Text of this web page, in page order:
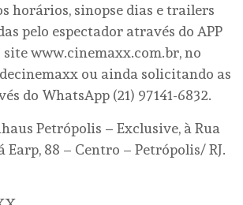
horários, sinopse dias e trailers
pelo espectador através do APP
site www.cinemaxx.com.br, no
ou ainda solicitando as
do WhatsApp (21) 97141-6832.
Petrópolis – Exclusive, à Rua
Earp, 88 – Centro – Petrópolis/ RJ.